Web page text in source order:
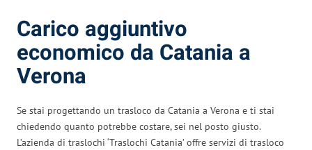
Carico aggiuntivo
economico da Catania a
Verona
Se stai progettando un trasloco da Catania a Verona e ti stai
chiedendo quanto potrebbe costare, sei nel posto giusto.
L’azienda di traslochi ‘Traslochi Catania’ offre servizi di trasloco